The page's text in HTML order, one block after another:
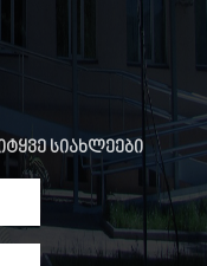
სიახლეები